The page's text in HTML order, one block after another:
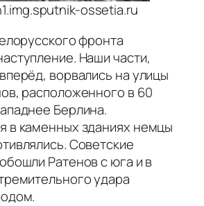
ossetia.ru
фронта
Наши части,
ворвались на улицы
расположенного в 60
Берлина.
в каменных зданиях немцы
Советские
Ратенов с юга и в
удара